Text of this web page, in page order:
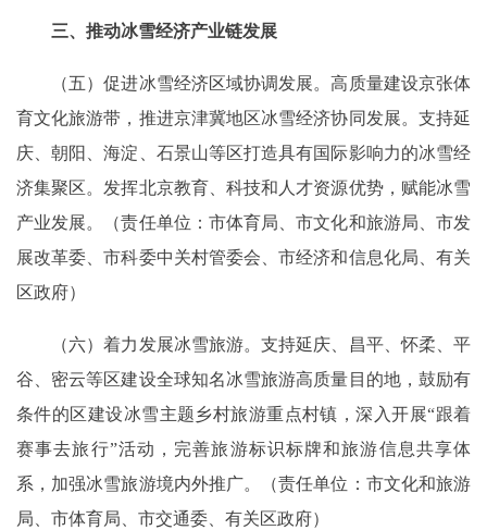
三、推动冰雪经济产业链发展
（五）促进冰雪经济区域协调发展。高质量建设京张体
育文化旅游带，推进京津冀地区冰雪经济协同发展。支持延
庆、朝阳、海淀、石景山等区打造具有国际影响力的冰雪经
济集聚区。发挥北京教育、科技和人才资源优势，赋能冰雪
产业发展。（责任单位：市体育局、市文化和旅游局、市发
展改革委、市科委中关村管委会、市经济和信息化局、有关
区政府）
（六）着力发展冰雪旅游。支持延庆、昌平、怀柔、平
谷、密云等区建设全球知名冰雪旅游高质量目的地，鼓励有
条件的区建设冰雪主题乡村旅游重点村镇，深入开展“跟着
赛事去旅行”活动，完善旅游标识标牌和旅游信息共享体
系，加强冰雪旅游境内外推广。（责任单位：市文化和旅游
局、市体育局、市交通委、有关区政府）